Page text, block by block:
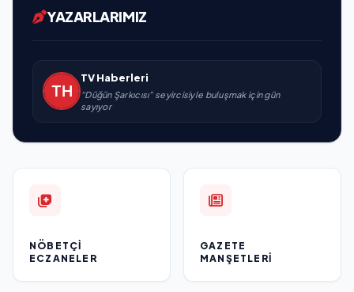
YAZARLARIMIZ
TV Haberleri
“Düğün Şarkıcısı” seyircisiyle buluşmak için gün
sayıyor
NÖBETÇI
ECZANELER
GAZETE
MANŞETLERI